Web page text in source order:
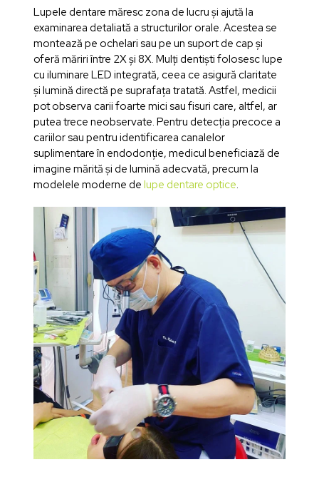
Lupele dentare măresc zona de lucru și ajută la
examinarea detaliată a structurilor orale. Acestea se
montează pe ochelari sau pe un suport de cap și
oferă măriri între 2X și 8X. Mulți dentiști folosesc lupe
cu iluminare LED integrată, ceea ce asigură claritate
și lumină directă pe suprafața tratată. Astfel, medicii
pot observa carii foarte mici sau fisuri care, altfel, ar
putea trece neobservate. Pentru detecția precoce a
cariilor sau pentru identificarea canalelor
suplimentare în endodonție, medicul beneficiază de
imagine mărită și de lumină adecvată, precum la
modelele moderne de lupe dentare optice.